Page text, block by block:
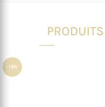
-13%